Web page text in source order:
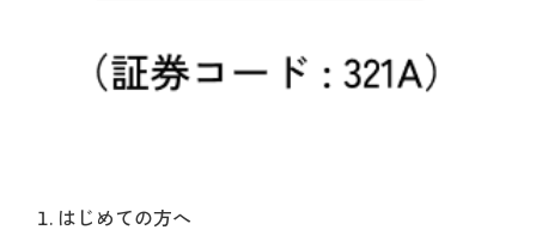
はじめての方へ